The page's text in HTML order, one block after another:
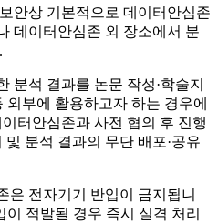
안상 기본적으로 데이터안심존
데이터안심존 외 장소에서 분
분석 결과를 논문 작성·학술지
외부에 활용하고자 하는 경우에
터안심존과 사전 협의 후 진행
및 분석 결과의 무단 배포·공유
은 전자기기 반입이 금지됩니
이 적발될 경우 즉시 실격 처리